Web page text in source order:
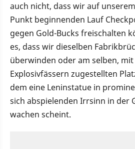
auch nicht, dass wir auf
Punkt beginnenden Lauf
gegen Gold-Bucks freischalten
es, dass wir dieselben
überwinden oder am selben,
Explosivfässern zugestellten
dem eine Leninstatue in
sich abspielenden Irrsinn in der
wachen scheint.